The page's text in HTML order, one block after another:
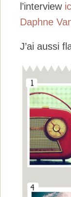
l’interview
Daphne
J’ai aussi